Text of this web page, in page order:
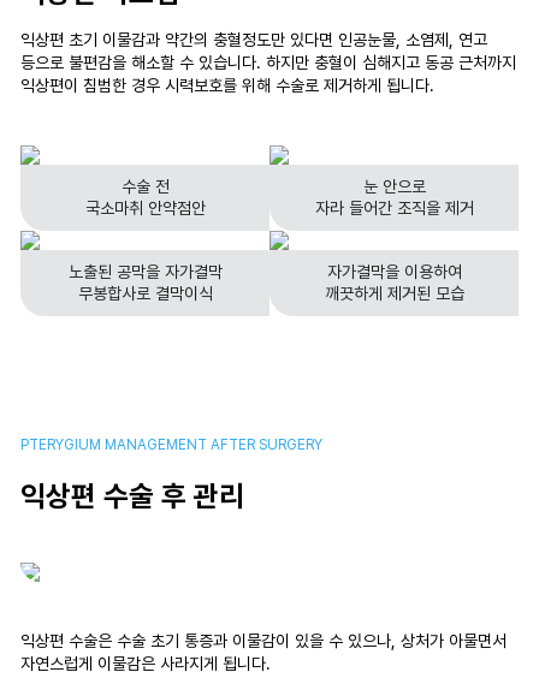
익상편 초기 이물감과 약간의 충혈정도만 있다면 인공눈물, 소염제, 연고
등으로 불편감을 해소할 수 있습니다. 하지만 충혈이 심해지고 동공 근처까지
익상편이 침범한 경우 시력보호를 위해 수술로 제거하게 됩니다.
수술 전
국소마취 안약점안
눈 안으로
자라 들어간 조직을 제거
노출된 공막을 자가결막
무봉합사로 결막이식
자가결막을 이용하여
깨끗하게 제거된 모습
PTERYGIUM MANAGEMENT AFTER SURGERY
익상편 수술 후 관리
익상편 수술은 수술 초기 통증과 이물감이 있을 수 있으나, 상처가 아물면서
자연스럽게 이물감은 사라지게 됩니다.